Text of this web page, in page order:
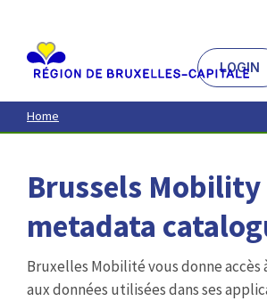
contenu
principal
LOGIN
Home
Brussels Mobility
metadata
Bruxelles Mobilité vous donne accès
aux données utilisées dans ses